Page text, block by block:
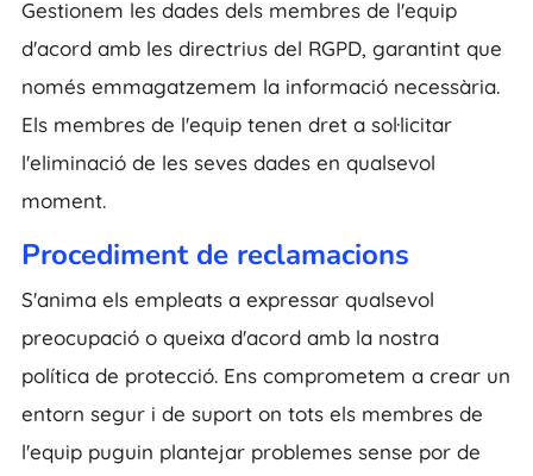
Gestionem les dades dels membres de l'equip
d'acord amb les directrius del RGPD, garantint que
només emmagatzemem la informació necessària.
Els membres de l'equip tenen dret a sol·licitar
l'eliminació de les seves dades en qualsevol
moment.
Procediment de reclamacions
S'anima els empleats a expressar qualsevol
preocupació o queixa d'acord amb la nostra
política de protecció. Ens comprometem a crear un
entorn segur i de suport on tots els membres de
l'equip puguin plantejar problemes sense por de